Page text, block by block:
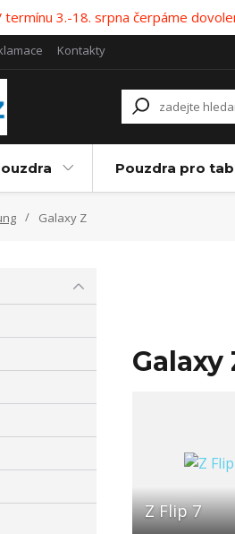
termínu 3.-18. srpna čerpáme
Kontakty
Pouzdra pro
Galaxy Z
Galaxy
Z Flip 7